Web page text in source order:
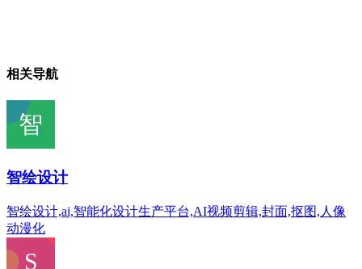
相关导航
智绘设计
智绘设计,ai,智能化设计生产平台,AI视频剪辑,封面,抠图,人像
动漫化